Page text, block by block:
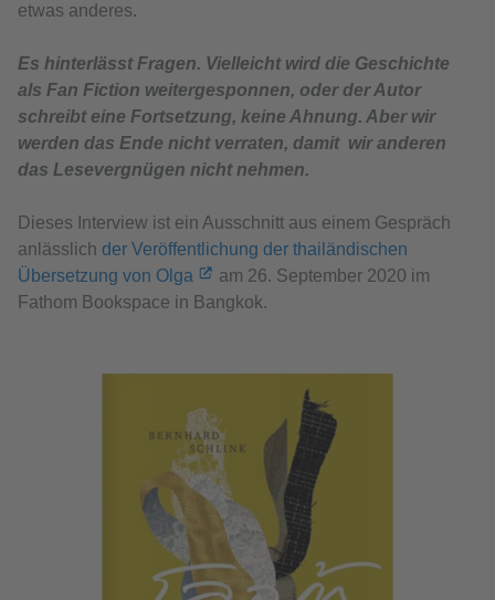
etwas anderes.
Es hinterlässt Fragen. Vielleicht wird die Geschichte
als Fan Fiction weitergesponnen, oder der Autor
schreibt eine Fortsetzung, keine Ahnung. Aber wir
werden das Ende nicht verraten, damit wir anderen
das Lesevergnügen nicht nehmen.
Dieses Interview ist ein Ausschnitt aus einem Gespräch
anlässlich der Veröffentlichung der thailändischen
Übersetzung von Olga
am 26. September 2020 im
Fathom Bookspace in Bangkok.